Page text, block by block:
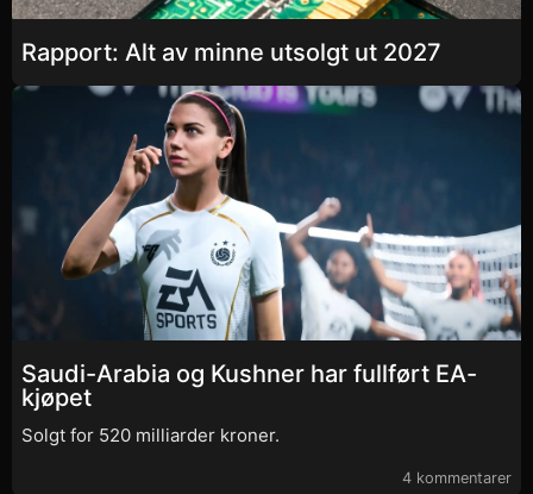
Rapport: Alt av minne utsolgt ut 2027
Saudi-Arabia og Kushner har fullført EA-
kjøpet
Solgt for 520 milliarder kroner.
4 kommentarer